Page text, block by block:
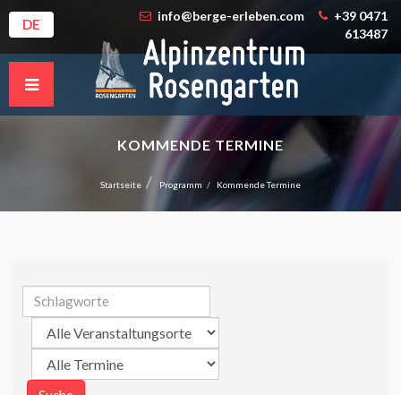
DE
info@berge-erleben.com
+39 0471
613487
KOMMENDE TERMINE
Startseite Programm Kommende Termine